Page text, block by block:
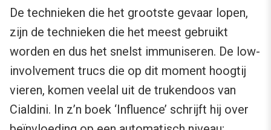
De technieken die het grootste gevaar lopen,
zijn de technieken die het meest gebruikt
worden en dus het snelst immuniseren. De low-
involvement trucs die op dit moment hoogtij
vieren, komen veelal uit de trukendoos van
Cialdini. In z’n boek ‘Influence’ schrijft hij over